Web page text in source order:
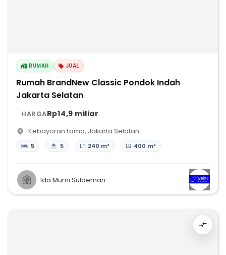
RUMAH JUAL
Rumah BrandNew Classic Pondok Indah
Jakarta Selatan
HARGARp14,9 miliar
Kebayoran Lama, Jakarta Selatan
5 5 LT: 240 m² LB: 400 m²
Ida Murni Sulaeman